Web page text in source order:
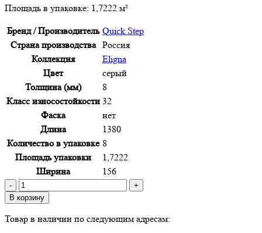
Площадь в упаковке: 1,7222 м²
Бренд / Производитель Quick Step
Страна производства Россия
Коллекция
Eligna
Цвет
серый
Толщина (мм)
8
Класс износостойкости 32
Фаска
нет
Длина
1380
Количество в упаковке 8
Площадь упаковки
1,7222
Ширина
156
Количество
товара
Ламинат
Quick
В корзину
Товар в наличии по следующим адресам: